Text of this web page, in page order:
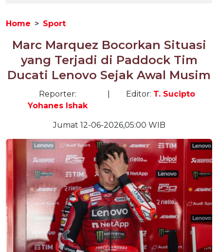
Home Sport
Marc Marquez Bocorkan Situasi
yang Terjadi di Paddock Tim
Ducati Lenovo Sejak Awal Musim
Reporter:
Yohanes Ishak
Editor: T. Sucipto
Jumat 12-06-2026,05:00 WIB